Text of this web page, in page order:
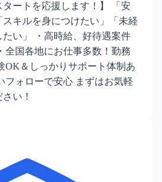
タートを応援します！】 「安
キルを身につけたい」「未経
い」 ・高時給、好待遇案件
全国各地にお仕事多数！勤務
OK＆しっかりサポート体制あ
フォローで安心 まずはお気軽
い！